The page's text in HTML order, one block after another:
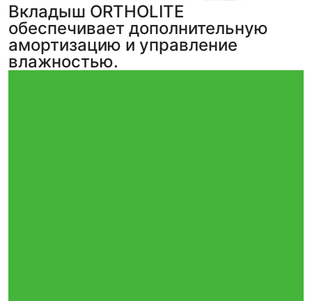
Вкладыш ORTHOLITE
обеспечивает дополнительную
амортизацию и управление
влажностью.